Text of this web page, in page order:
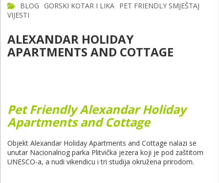
BLOG
GORSKI KOTAR I LIKA PET FRIENDLY SMJEŠTAJ
VIJESTI
ALEXANDAR HOLIDAY
APARTMENTS AND COTTAGE
Pet Friendly Alexandar Holiday
Apartments and Cottage
Objekt Alexandar Holiday Apartments and Cottage nalazi se
unutar Nacionalnog parka Plitvička jezera koji je pod zaštitom
UNESCO-a, a nudi vikendicu i tri studija okružena prirodom.